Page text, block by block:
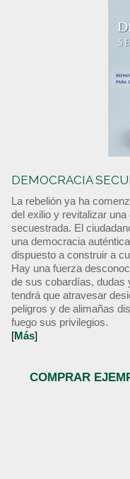
DEMOCRACIA
La rebelión ya ha
del exilio y revitalizar
secuestrada. El
una democracia
dispuesto a construir a
Hay una fuerza
de sus cobardías, dudas
tendrá que atravesar
peligros y de alimañas
fuego sus privilegios.
[Más]
COMPRAR